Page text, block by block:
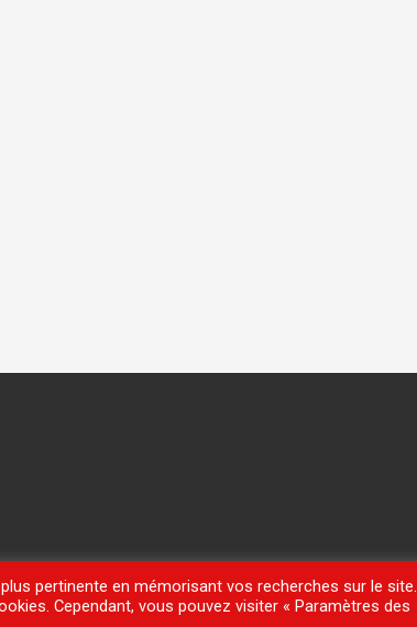
pertinente en mémorisant vos recherches sur le site.
Cependant, vous pouvez visiter « Paramètres des